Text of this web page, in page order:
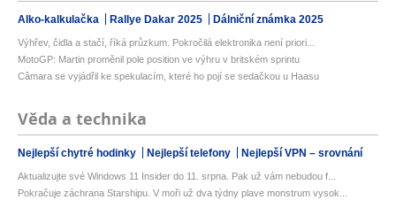
Alko-kalkulačka Rallye Dakar 2025 Dálniční známka 2025
Výhřev, čidla a stačí, říká průzkum. Pokročilá elektronika není priori...
MotoGP: Martin proměnil pole position ve výhru v britském sprintu
Câmara se vyjádřil ke spekulacím, které ho pojí se sedačkou u Haasu
Věda a technika
Nejlepší chytré hodinky Nejlepší telefony Nejlepší VPN – srovnání
Aktualizujte své Windows 11 Insider do 11. srpna. Pak už vám nebudou f...
Pokračuje záchrana Starshipu. V moři už dva týdny plave monstrum vysok...